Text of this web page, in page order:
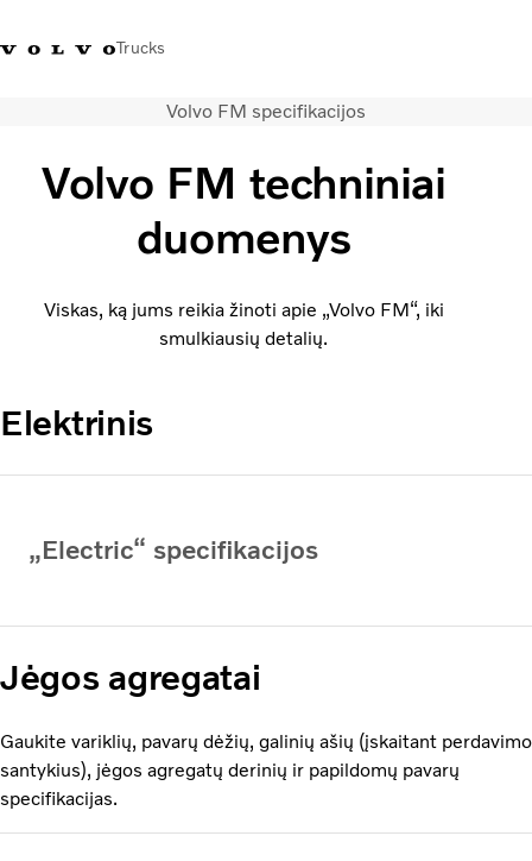
Trucks
Volvo Trucks parduotuvėPrisijungtiLietuva
Transporto sprendimai
Kontaktai
Volvo FM specifikacijos
Volvo FM techniniai
duomenys
Viskas, ką jums reikia žinoti apie „Volvo FM“, iki
smulkiausių detalių.
Elektrinis
„Electric“ specifikacijos
Jėgos agregatai
Gaukite variklių, pavarų dėžių, galinių ašių (įskaitant perdavimo
santykius), jėgos agregatų derinių ir papildomų pavarų
specifikacijas.